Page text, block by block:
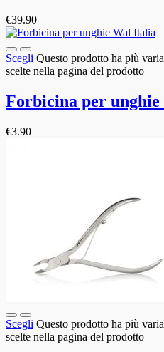
€39.90
Scegli Questo prodotto ha più
scelte nella pagina del prodotto
Forbicina per
€3.90
Scegli Questo prodotto ha più
scelte nella pagina del prodotto